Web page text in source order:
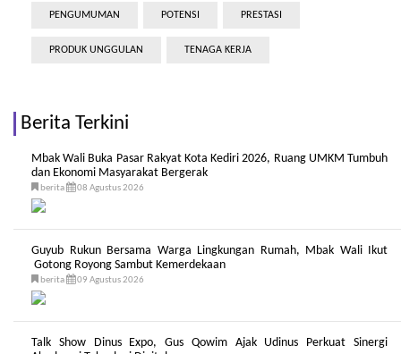
PENGUMUMAN POTENSI PRESTASI
PRODUK UNGGULAN TENAGA KERJA
Berita Terkini
Mbak Wali Buka Pasar Rakyat Kota Kediri 2026, Ruang UMKM Tumbuh
dan Ekonomi Masyarakat Bergerak
berita 08 Agustus 2026
Guyub Rukun Bersama Warga Lingkungan Rumah, Mbak Wali Ikut
Gotong Royong Sambut Kemerdekaan
berita 09 Agustus 2026
Talk Show Dinus Expo, Gus Qowim Ajak Udinus Perkuat Sinergi